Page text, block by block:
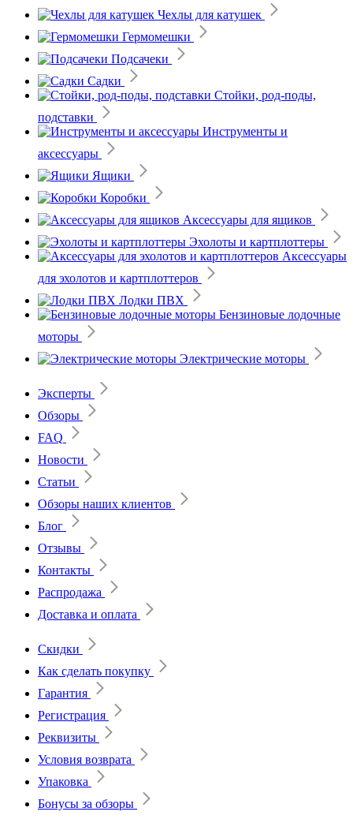
Чехлы для катушек
Гермомешки
Подсачеки
Садки
Стойки, род-поды,
подставки
Инструменты и
аксессуары
Ящики
Коробки
Аксессуары для ящиков
Эхолоты и картплоттеры
Аксессуары
для эхолотов и картплоттеров
Лодки ПВХ
Бензиновые лодочные
моторы
Электрические моторы
Эксперты
Обзоры
FAQ
Новости
Статьи
Обзоры наших клиентов
Блог
Отзывы
Контакты
Распродажа
Доставка и оплата
Скидки
Как сделать покупку
Гарантия
Регистрация
Реквизиты
Условия возврата
Упаковка
Бонусы за обзоры